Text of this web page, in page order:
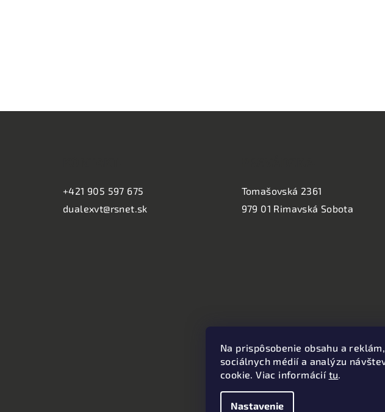
Na prispôsobenie obsahu a
sociálnych médií a analýzu
cookie. Viac informácií tu.
Nastavenie
+421 905 597 675
dualexvt@rsnet.sk
Tomašovská 2361
979 01 Rimavská Sobota